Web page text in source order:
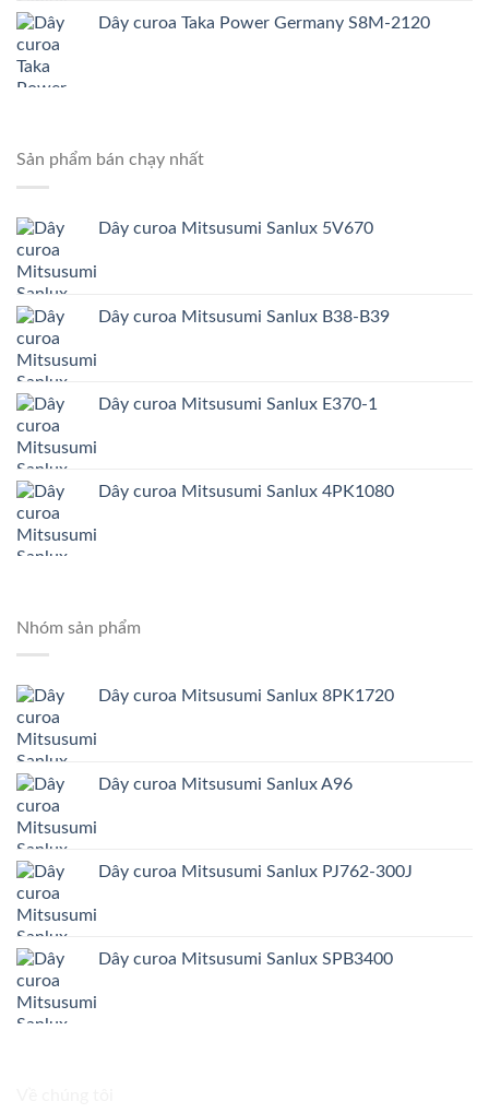
Dây curoa Taka Power Germany S8M-2120
Sản phẩm bán chạy nhất
Dây curoa Mitsusumi Sanlux 5V670
Dây curoa Mitsusumi Sanlux B38-B39
Dây curoa Mitsusumi Sanlux E370-1
Dây curoa Mitsusumi Sanlux 4PK1080
Nhóm sản phẩm
Dây curoa Mitsusumi Sanlux 8PK1720
Dây curoa Mitsusumi Sanlux A96
Dây curoa Mitsusumi Sanlux PJ762-300J
Dây curoa Mitsusumi Sanlux SPB3400